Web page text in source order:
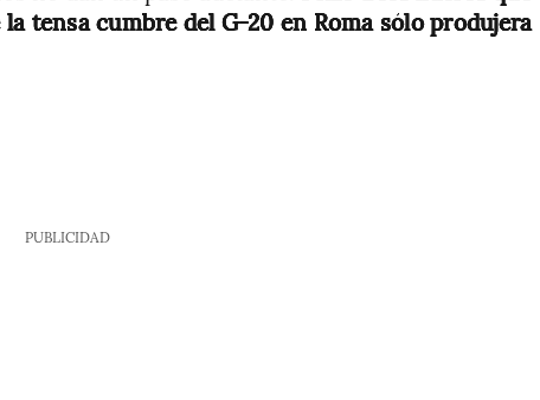
tensa cumbre del G-20 en Roma sólo produjera
PUBLICIDAD